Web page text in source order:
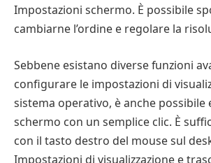
Impostazioni schermo. È possibile
cambiarne l’ordine e regolare la
Sebbene esistano diverse funzioni
configurare le impostazioni di
sistema operativo, è anche possibile
schermo con un semplice clic. È
con il tasto destro del mouse sul
Impostazioni di visualizzazione e